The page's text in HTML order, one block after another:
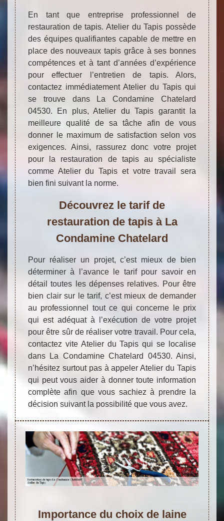
En tant que entreprise professionnel de
restauration de tapis. Atelier du Tapis possède
des équipes qualifiantes capable de mettre en
place des nouveaux tapis grâce à ses bonnes
compétences et à tant d’années d’expérience
pour effectuer l’entretien de tapis. Alors,
contactez immédiatement Atelier du Tapis qui
se trouve dans La Condamine Chatelard
04530. En plus, Atelier du Tapis garantit la
meilleure qualité de sa tâche afin de vous
donner le maximum de satisfaction selon vos
exigences. Ainsi, rassurez donc votre projet
pour la restauration de tapis au spécialiste
comme Atelier du Tapis et votre travail sera
bien fini suivant la norme.
Découvrez le tarif de
restauration de tapis à La
Condamine Chatelard
Pour réaliser un projet, c’est mieux de bien
déterminer à l’avance le tarif pour savoir en
détail toutes les dépenses relatives. Pour être
bien clair sur le tarif, c’est mieux de demander
au professionnel tout ce qui concerne le prix
qui est adéquat à l’exécution de votre projet
pour être sûr de réaliser votre travail. Pour cela,
contactez vite Atelier du Tapis qui se localise
dans La Condamine Chatelard 04530. Ainsi,
n’hésitez surtout pas à appeler Atelier du Tapis
qui peut vous aider à donner toute information
complète afin que vous sachiez à prendre la
décision suivant la possibilité que vous avez.
Importance du choix de laine